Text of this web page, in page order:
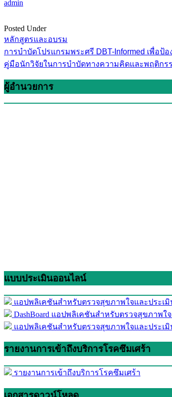
admin
Posted Under
หลักสูตรและอบรม
Post
navigation
การบำบัดโปรแกรมพระศรี DBT-Informed เพื่อ
คู่มือนักวิจัยในการบำบัดทางความคิดและพฤติกร
ผู้อำนวยการ
แบบประเมินออนไลน์
แอปพลิเคชันสำหรับตรวจสุขภาพใจและประเมิ
DashBoard แอปพลิเคชันสำหรับตรวจสุขภาพใ
แอปพลิเคชันสำหรับตรวจสุขภาพใจและประเมิ
รายงานการเข้าถึงบริการโรคซึมเศร้า
รายงานการเข้าถึงบริการโรคซึมเศร้า